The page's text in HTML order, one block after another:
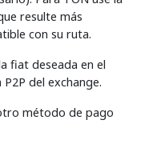
resulte más
con su ruta.
fiat deseada en el
del exchange.
método de pago